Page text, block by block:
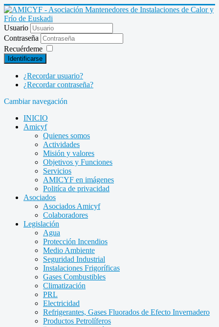
Usuario
Contraseña
Recuérdeme
Identificarse
¿Recordar usuario?
¿Recordar contraseña?
Cambiar navegación
INICIO
Amicyf
Quienes somos
Actividades
Misión y valores
Objetivos y Funciones
Servicios
AMICYF en imágenes
Politíca de privacidad
Asociados
Asociados Amicyf
Colaboradores
Legislación
Agua
Protección Incendios
Medio Ambiente
Seguridad Industrial
Instalaciones Frigoríficas
Gases Combustibles
Climatización
PRL
Electricidad
Refrigerantes, Gases Fluorados de Efecto Invernadero
Productos Petrolíferos